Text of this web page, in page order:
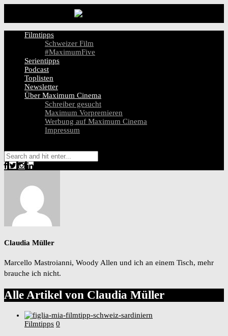
Filmtipps
Schweizer Film
#MaximumFive
Serientipps
Podcast
Toplisten
Newsletter
Über Maximum Cinema
Schreiber gesucht
Maximum Vorpremieren
Werbung auf Maximum Cinema
Impressum
Claudia Müller
Marcello Mastroianni, Woody Allen und ich an einem Tisch, mehr
brauche ich nicht.
Alle Artikel von Claudia Müller
Filmtipps 0